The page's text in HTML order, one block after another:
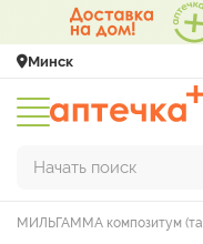
Минск
Начать поиск
МИЛЬГАММА композитум